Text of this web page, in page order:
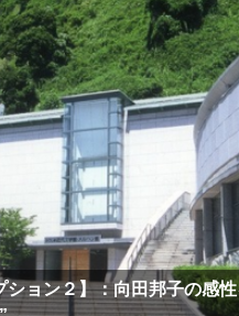
ション２】：向田邦子の感